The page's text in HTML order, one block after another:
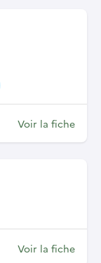
Voir la fiche
Voir la fiche